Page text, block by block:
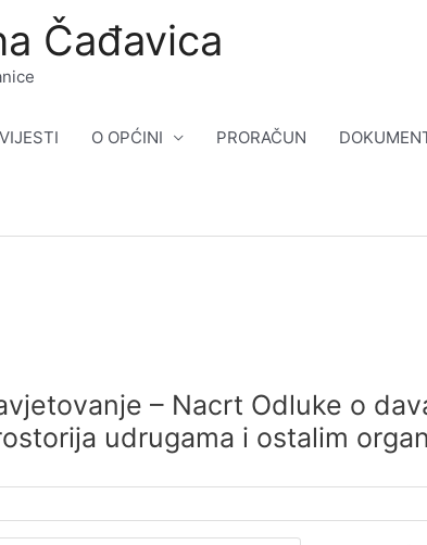
Čađavica
VIJESTI O OPĆINI PRORAČUN
– Nacrt Odluke o
udrugama i ostalim